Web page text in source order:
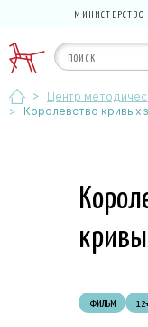
МИНИСТЕРСТВО
> Центр
>
Королевство кривых
ФИЛЬМ